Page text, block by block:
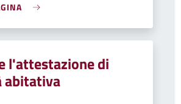
l'attestazione di
abitativa